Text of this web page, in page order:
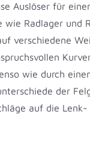
Auslöser für
wie Radlager und
verschiedene
wie durch
der
auf die Lenk-